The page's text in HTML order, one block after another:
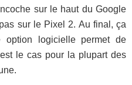
sur le haut du Google
sur le Pixel 2. Au final, ça
option logicielle permet de
le cas pour la plupart des